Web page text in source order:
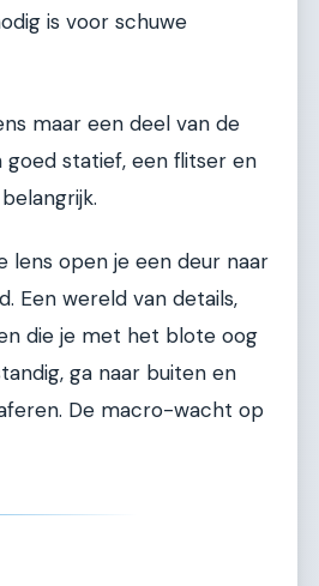
is voor schuwe
maar een deel van de
goed statief, een flitser en
lens open je een deur naar
Een wereld van details,
die je met het blote oog
ga naar buiten en
De macro-wacht op